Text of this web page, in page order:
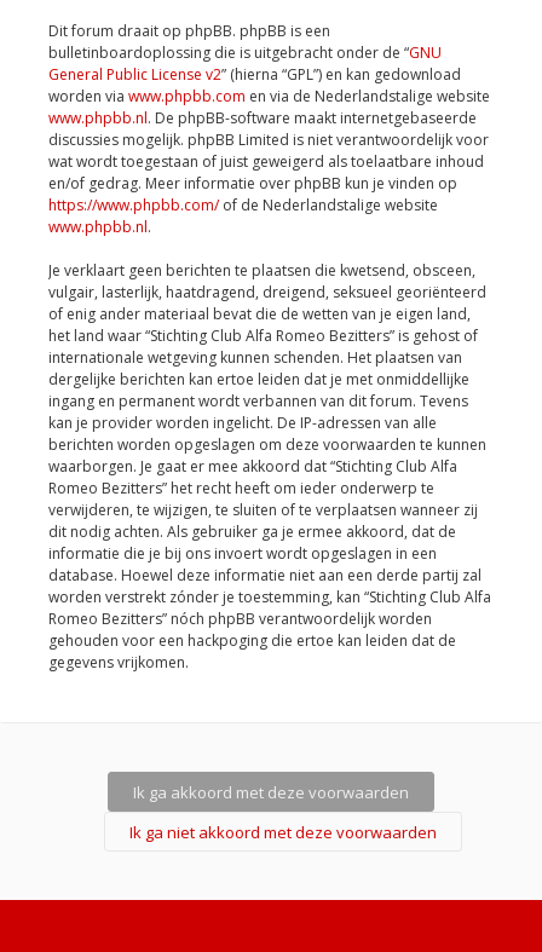
Dit forum draait op phpBB. phpBB is een
bulletinboardoplossing die is uitgebracht onder de “GNU
General Public License v2” (hierna “GPL”) en kan gedownload
worden via www.phpbb.com en via de Nederlandstalige website
www.phpbb.nl. De phpBB-software maakt internetgebaseerde
discussies mogelijk. phpBB Limited is niet verantwoordelijk voor
wat wordt toegestaan of juist geweigerd als toelaatbare inhoud
en/of gedrag. Meer informatie over phpBB kun je vinden op
https://www.phpbb.com/of de Nederlandstalige website
www.phpbb.nl.
Je verklaart geen berichten te plaatsen die kwetsend, obsceen,
vulgair, lasterlijk, haatdragend, dreigend, seksueel georiënteerd
of enig ander materiaal bevat die de wetten van je eigen land,
het land waar “Stichting Club Alfa Romeo Bezitters” is gehost of
internationale wetgeving kunnen schenden. Het plaatsen van
dergelijke berichten kan ertoe leiden dat je met onmiddellijke
ingang en permanent wordt verbannen van dit forum. Tevens
kan je provider worden ingelicht. De IP-adressen van alle
berichten worden opgeslagen om deze voorwaarden te kunnen
waarborgen. Je gaat er mee akkoord dat “Stichting Club Alfa
Romeo Bezitters” het recht heeft om ieder onderwerp te
verwijderen, te wijzigen, te sluiten of te verplaatsen wanneer zij
dit nodig achten. Als gebruiker ga je ermee akkoord, dat de
informatie die je bij ons invoert wordt opgeslagen in een
database. Hoewel deze informatie niet aan een derde partij zal
worden verstrekt zónder je toestemming, kan “Stichting Club Alfa
Romeo Bezitters” nóch phpBB verantwoordelijk worden
gehouden voor een hackpoging die ertoe kan leiden dat de
gegevens vrijkomen.